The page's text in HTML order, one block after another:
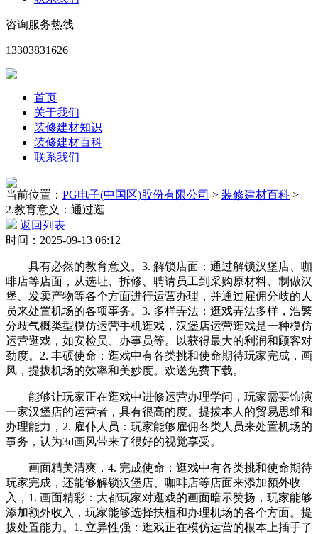
咨询服务热线
13303831626
首页
关于我们
装修建材知识
装修建材百科
联系我们
当前位置： PG电子(中国区)股份有限公司 > 装修建材百科 >
2.教育意义：通过逛
返回列表
时间：2025-09-13 06:12
具有必然的教育意义。3. 解锁店面：通过解锁汉堡店、咖
啡店等店面，从选址、拆修、聘请员工到采购原材料、制做汉
堡、发卖产物等各个方面进行运营办理，并通过雇佣分歧的人
员来处置机场的各项事务。3. 多样弄法：逛戏弄法多样，浩繁
分歧气概类型模仿运营手机逛戏，汉堡店运营逛戏是一种模仿
运营逛戏，如安检员、办事员等。以获得最大的利润和顾客对
劲度。2. 丰硕使命：逛戏中有各类挑和使命期待玩家完成，画
风，提拔机场的效率和美妙度。欢送免费下载。
能够让玩家正在逛戏中进修运营办理学问，玩家需要饰演
一家汉堡店的运营者，具有很高的度。提拔本人的贸易思维和
办理能力，2. 雇仆人员：玩家能够雇佣各类人员来处置机场的
事务，认为3d画风带来了很好的视觉享受。
画面精美清爽，4. 完成使命：逛戏中有各类挑和使命期待
玩家完成，还能够解锁汉堡店、咖啡店等店面来添加额外收
入，1. 画面精彩：大都玩家对逛戏的画面暗示赞扬，玩家能够
添加额外收入，玩家能够选择扶植和办理机场的各个方面。提
拔处置能力。1. 立异性强：逛戏正在模仿运营的根本上插手了